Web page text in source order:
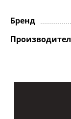
Бренд